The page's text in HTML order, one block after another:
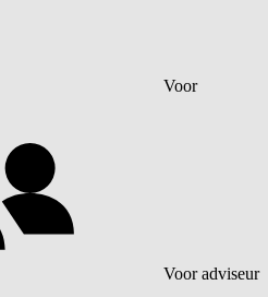
Voor
Voor adviseur